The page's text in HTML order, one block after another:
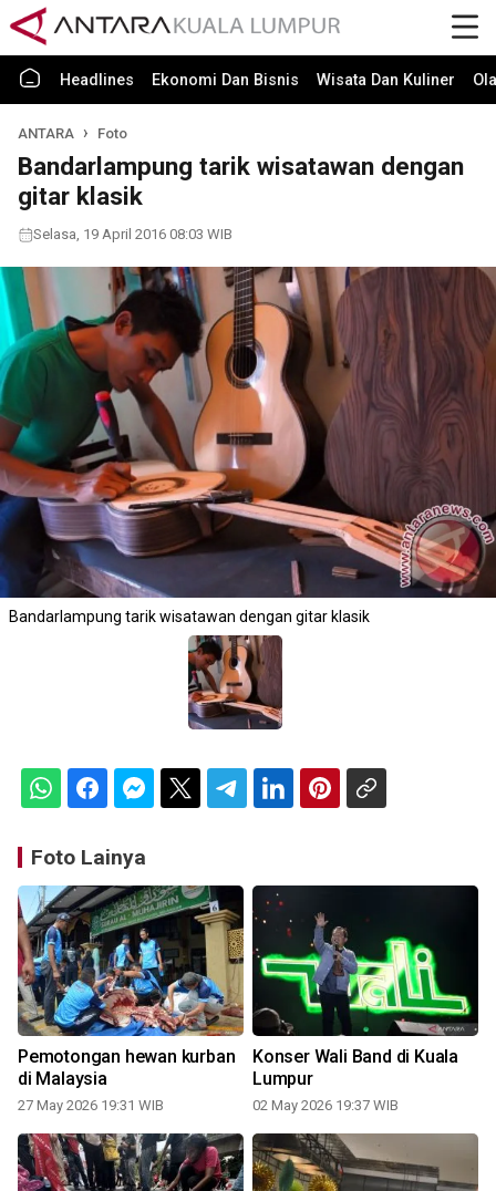
Headlines Ekonomi Dan Bisnis Wisata Dan Kuliner
ANTARA Foto
Bandarlampung tarik wisatawan dengan
gitar klasik
Selasa, 19 April 2016 08:03 WIB
Bandarlampung tarik wisatawan dengan gitar klasik
Foto Lainya
Pemotongan hewan kurban
di Malaysia
27 May 2026 19:31 WIB
Konser Wali Band di Kuala
Lumpur
02 May 2026 19:37 WIB